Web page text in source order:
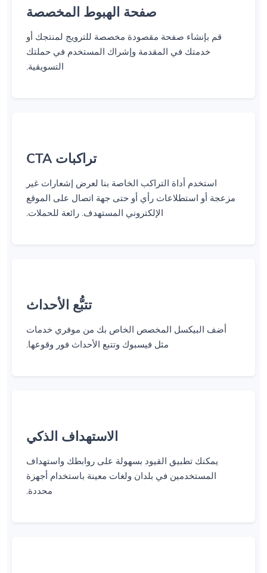
صفحة الهبوط المخصصة
قم بإنشاء صفحة مقصودة مخصصة للترويج لمنتجك أو
خدمتك في المقدمة وإشراك المستخدم في حملتك
التسويقية.
تراكبات CTA
استخدم أداة التراكب الخاصة بنا لعرض إشعارات غير
مزعجة أو استطلاعات رأي أو حتى جهة اتصال على الموقع
الإلكتروني المستهدف. رائعة للحملات.
تتبُّع الأحداث
أضف البيكسل المخصص الخاص بك من موفري خدمات
مثل فيسبوك وتتبع الأحداث فور وقوعها.
الاستهداف الذكي
يمكنك تطبيق القيود بسهولة على روابطك واستهداف
المستخدمين في بلدان ولغات معينة باستخدام أجهزة
محددة.